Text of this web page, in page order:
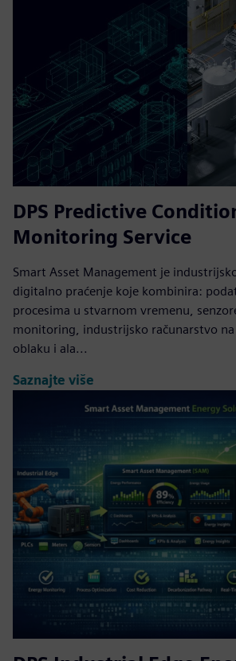
DPS Predictive
Monitoring Service
Smart Asset Management je
digitalno praćenje koje kombinira:
procesima u stvarnom vremenu,
monitoring, industrijsko računarstvo
oblaku i ala...
Saznajte više